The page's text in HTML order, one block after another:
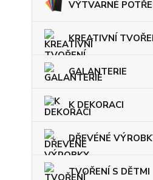
VÝTVARNÉ
KREATIVNÍ
GALANTERIE
K DEKORACI
DŘEVÉNÉ
TVOŘENÍ S DĚTMI